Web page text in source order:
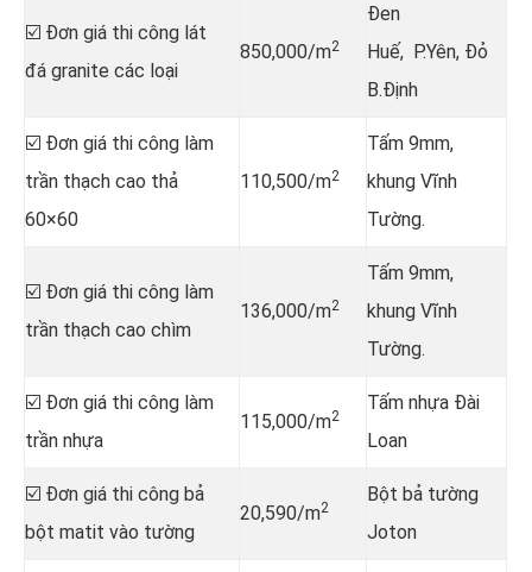
☑️ Đơn giá thi công lát
đá granite các loại
850,000/m2
Đen
Huế, P.Yên, Đỏ
B.Định
☑️ Đơn giá thi công làm
trần thạch cao thả
60×60
110,500/m2
Tấm 9mm,
khung Vĩnh
Tường.
☑️ Đơn giá thi công làm
trần thạch cao chìm
136,000/m2
Tấm 9mm,
khung Vĩnh
Tường.
☑️ Đơn giá thi công làm
trần nhựa
115,000/m2
Tấm nhựa Đài
Loan
☑️ Đơn giá thi công bả
bột matit vào tường
20,590/m2
Bột bả tường
Joton